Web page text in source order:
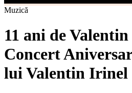
Muzică
11 ani de
Concert
lui Valentin Irinel